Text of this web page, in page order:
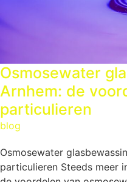
Osmosewater
Arnhem: de
particulieren
blog
Osmosewater
particulieren Steeds meer